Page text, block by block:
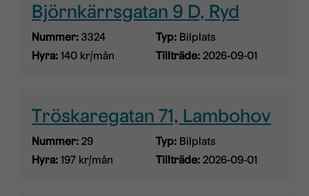
Björnkärrsgatan 9 D, Ryd
Nummer: 3324 Typ: Bilplats
Hyra: 140 kr/mån Tillträde: 2026-09-01
Tröskaregatan 71, Lambohov
Nummer: 29 Typ: Bilplats
Hyra: 197 kr/mån Tillträde: 2026-09-01